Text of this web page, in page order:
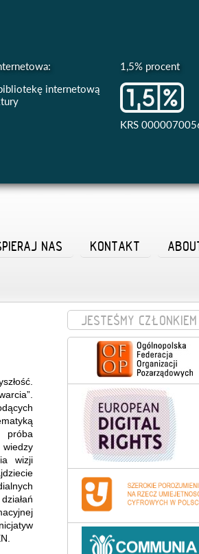
internetową
1,5% procent
KRS
KONTAKT
NAS
wizji
JESTEŚMY CZŁONKIEM